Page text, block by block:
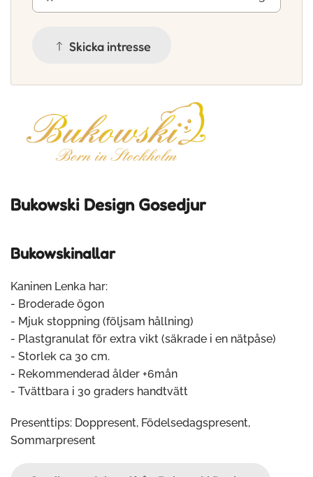
Skicka intresse
Bukowski Design Gosedjur
Bukowskinallar
Kaninen Lenka har:
- Broderade ögon
- Mjuk stoppning (följsam hållning)
- Plastgranulat för extra vikt (säkrade i en nätpåse)
- Storlek ca 30 cm.
- Rekommenderad ålder +6mån
- Tvättbara i 30 graders handtvätt
Presenttips: Doppresent, Födelsedagspresent,
Sommarpresent